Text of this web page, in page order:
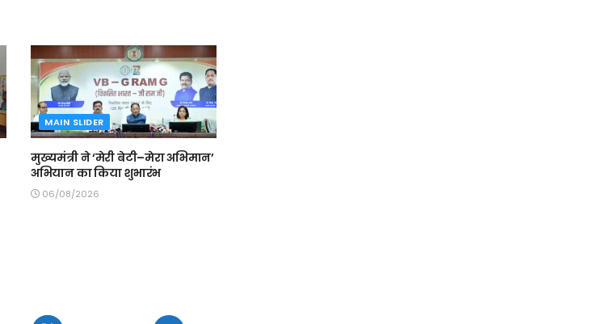
MAIN SLIDER
मुख्यमंत्री ने ‘मेरी बेटी–मेरा अभिमान’
अभियान का किया शुभारंभ
06/08/2026